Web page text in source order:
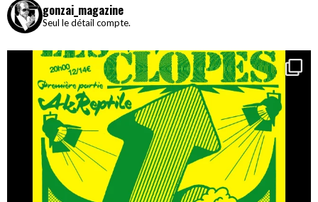
gonzai_magazine
Seul le détail compte.